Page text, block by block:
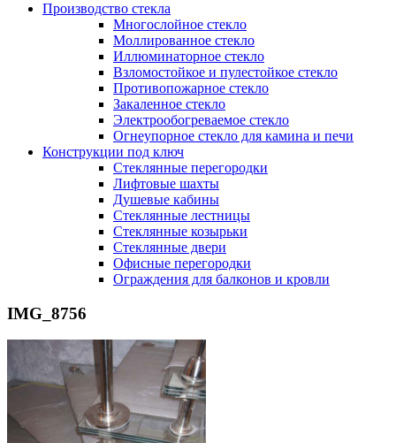
Производство стекла
Многослойное стекло
Моллированное стекло
Иллюминаторное стекло
Взломостойкое и пулестойкое стекло
Противопожарное стекло
Закаленное стекло
Электрообогреваемое стекло
Огнеупорное стекло для камина и печи
Конструкции под ключ
Стеклянные перегородки
Лифтовые шахты
Душевые кабины
Cтеклянные лестницы
Cтеклянные козырьки
Cтеклянные двери
Офисные перегородки
Ограждения для балконов и кровли
IMG_8756